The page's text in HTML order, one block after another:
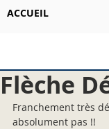
ACCUEIL
Flèche
Franchement très
absolument pas !!